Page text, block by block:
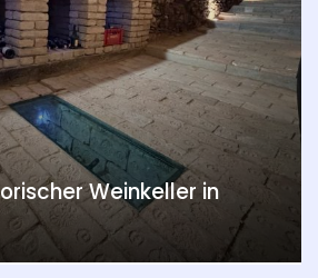
Weinkeller in